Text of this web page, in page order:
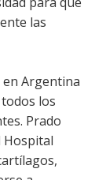
las
en Argentina
los
Prado
Hospital